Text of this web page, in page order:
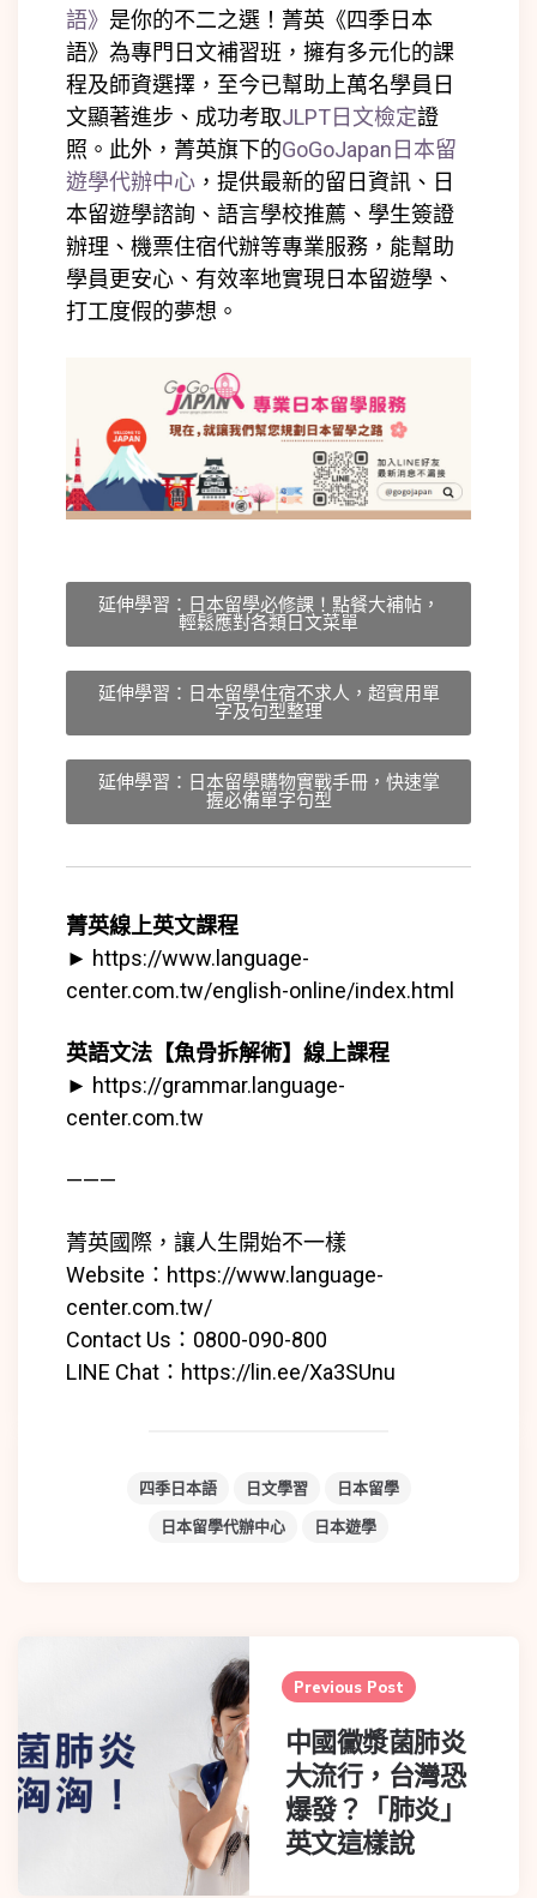
語》 是你的不二之選！菁英《四季日本
語》為專門日文補習班，擁有多元化的課
程及師資選擇，至今已幫助上萬名學員日
文顯著進步、成功考取JLPT日文檢定證
照。此外，菁英旗下的GoGoJapan日本留
遊學代辦中心 ，提供最新的留日資訊、日
本留遊學諮詢、語言學校推薦、學生簽證
辦理、機票住宿代辦等專業服務，能幫助
學員更安心、有效率地實現日本留遊學、
打工度假的夢想。
延伸學習：日本留學必修課！點餐大補帖，
輕鬆應對各類日文菜單
延伸學習：日本留學住宿不求人，超實用單
字及句型整理
延伸學習：日本留學購物實戰手冊，快速掌
握必備單字句型
菁英線上英文課程
► https://www.language-
center.com.tw/english-online/index.html
英語文法【魚骨拆解術】線上課程
► https://grammar.language-
center.com.tw
———
菁英國際，讓人生開始不一樣
Website： https://www.language-
center.com.tw/
Contact Us：0800-090-800
LINE Chat： https://lin.ee/Xa3SUnu
四季日本語 日文學習
日本留學
日本留學代辦中心
日本遊學
Previous Post
中國黴漿菌肺炎
大流行，台灣恐
爆發？「肺炎」
英文這樣說